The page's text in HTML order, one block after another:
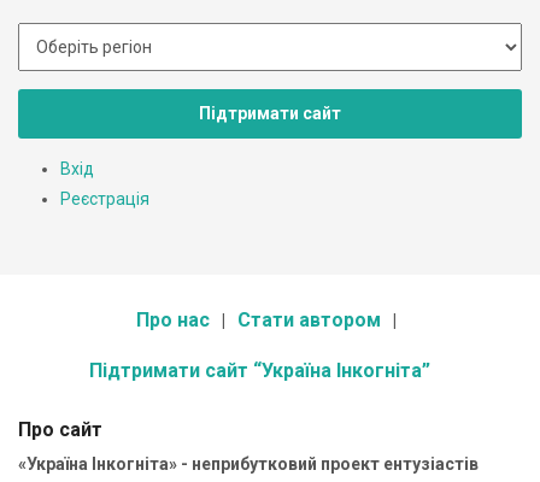
Підтримати сайт
Вхід
Реєстрація
Про нас Стати автором
Підтримати сайт “Україна Інкогніта”
Про сайт
«Україна Інкогніта» - неприбутковий проект ентузіастів